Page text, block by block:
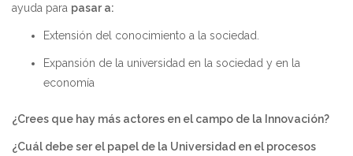
ayuda para pasar a:
Extensión del conocimiento a la sociedad.
Expansión de la universidad en la sociedad y en la
economía
¿Crees que hay más actores en el campo de la Innovación?
¿Cuál debe ser el papel de la Universidad en el procesos